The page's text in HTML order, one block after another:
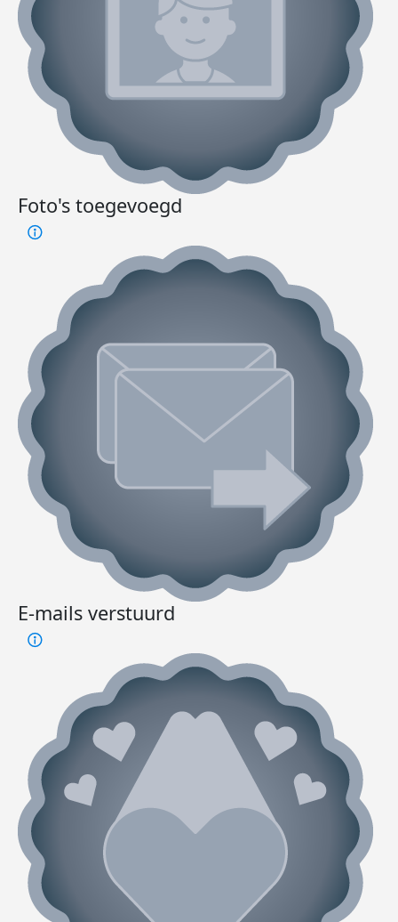
Foto's toegevoegd
E-mails verstuurd